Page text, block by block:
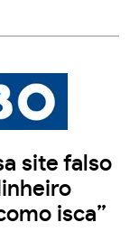
site falso
isca”